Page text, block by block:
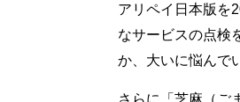
アリペイ日本版を
なサービスの点検
か、大いに悩んで
さらに「芝麻（ご